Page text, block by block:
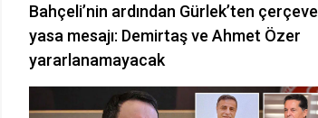
Bahçeli’nin ardından Gürlek’ten çerçeve
yasa mesajı: Demirtaş ve Ahmet Özer
yararlanamayacak